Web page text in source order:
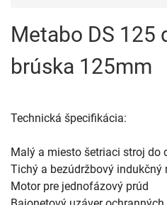
Metabo DS 125
brúska 125mm
Technická špecifikácia:
Malý a miesto šetriaci stroj do
Tichý a bezúdržbový indukčný
Motor pre jednofázový prúd